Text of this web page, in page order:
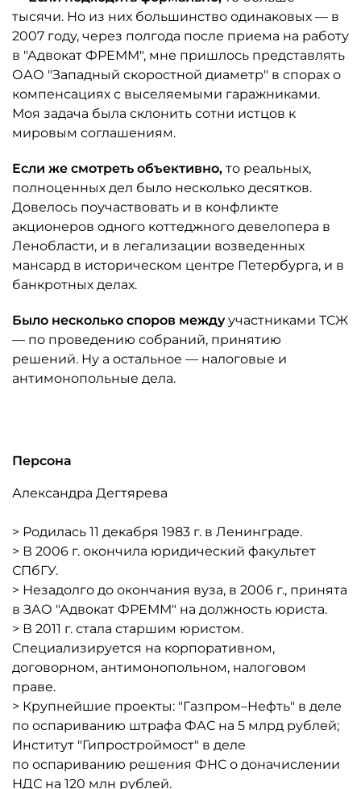
тысячи. Но из них большинство одинаковых — в
2007 году, через полгода после приема на работу
в "Адвокат ФРЕММ", мне пришлось представлять
ОАО "Западный скоростной диаметр" в спорах о
компенсациях с выселяемыми гаражниками.
Моя задача была склонить сотни истцов к
мировым соглашениям.
Если же смотреть объективно, то реальных,
полноценных дел было несколько десятков.
Довелось поучаствовать и в конфликте
акционеров одного коттеджного девелопера в
Ленобласти, и в легализации возведенных
мансард в историческом центре Петербурга, и в
банкротных делах.
Было несколько споров междуучастниками ТСЖ
— по проведению собраний, принятию
решений. Ну а остальное — налоговые и
антимонопольные дела.
Персона
Александра Дегтярева
> Родилась 11 декабря 1983 г. в Ленинграде.
> В 2006 г. окончила юридический факультет
СПбГУ.
> Незадолго до окончания вуза, в 2006 г., принята
в ЗАО "Адвокат ФРЕММ" на должность юриста.
> В 2011 г. стала старшим юристом.
Специализируется на корпоративном,
договорном, антимонопольном, налоговом
праве.
> Крупнейшие проекты: "Газпром–Нефть" в деле
по оспариванию штрафа ФАС на 5 млрд рублей;
Институт "Гипростроймост" в деле
по оспариванию решения ФНС о доначислении
НДС на 120 млн рублей.